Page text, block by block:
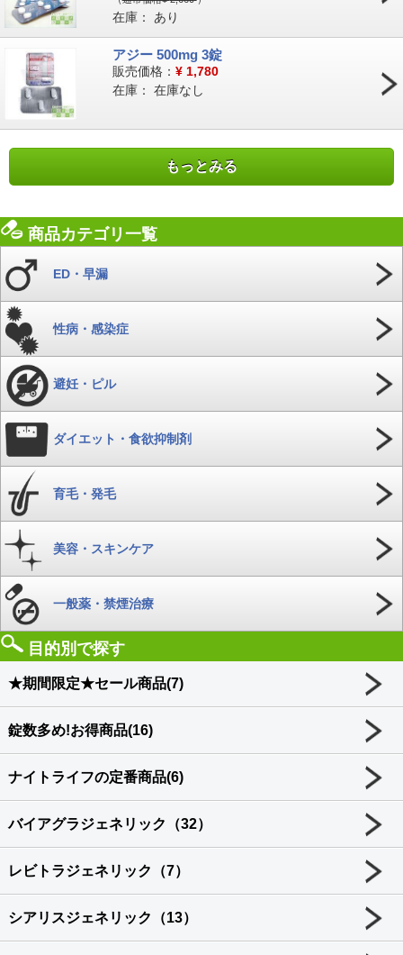
在庫： あり
アジー 500mg 3錠
販売価格： ¥ 1,780
在庫： 在庫なし
もっとみる
商品カテゴリ一覧
ED・早漏
性病・感染症
避妊・ピル
ダイエット・食欲抑制剤
育毛・発毛
美容・スキンケア
一般薬・禁煙治療
目的別で探す
★期間限定★セール商品(7)
錠数多め!お得商品(16)
ナイトライフの定番商品(6)
バイアグラジェネリック（32）
レビトラジェネリック（7）
シアリスジェネリック（13）